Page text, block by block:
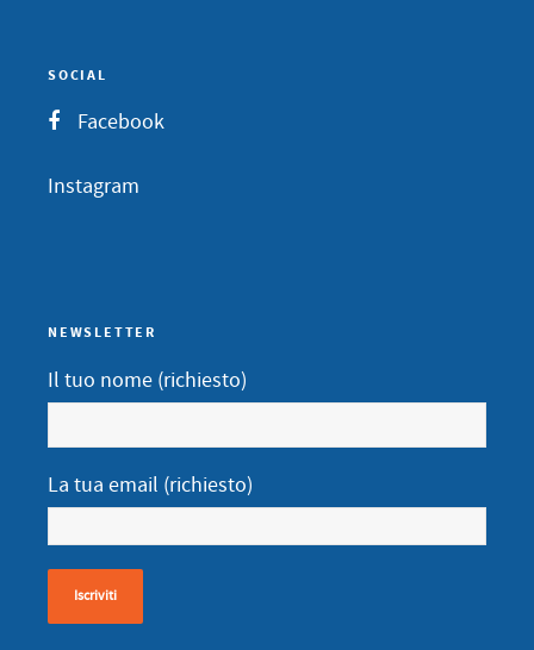
SOCIAL
Facebook
Instagram
NEWSLETTER
Il tuo nome (richiesto)
La tua email (richiesto)